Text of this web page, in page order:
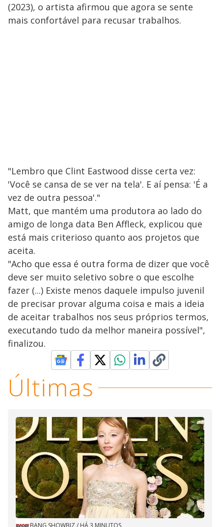
(2023), o artista afirmou que agora se sente
mais confortável para recusar trabalhos.
"Lembro que Clint Eastwood disse certa vez:
'Você se cansa de se ver na tela'. E aí pensa: 'É a
vez de outra pessoa'."
Matt, que mantém uma produtora ao lado do
amigo de longa data Ben Affleck, explicou que
está mais criterioso quanto aos projetos que
aceita.
"Acho que essa é outra forma de dizer que você
deve ser muito seletivo sobre o que escolhe
fazer (...) Existe menos daquele impulso juvenil
de precisar provar alguma coisa e mais a ideia
de aceitar trabalhos nos seus próprios termos,
executando tudo da melhor maneira possível",
finalizou.
Últimas
BANG SHOWBIZ / HÁ 3 MINUTOS